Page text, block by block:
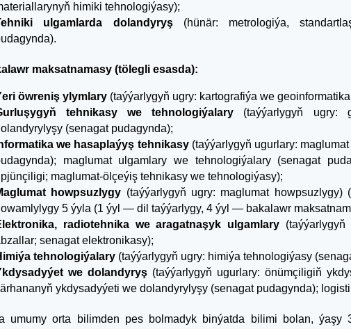
himiki tehnologiýasy);
ulgamlarda dolandyryş(hünär: metrologiýa,
maksatnamasy (tölegli esasda):
öwreniş ylymlary (taýýarlygyň ugry: kartografiýa we
tehnikasy we tehnologiýalary (taýýarlygyň ugry:
(senagat pudagynda);
we hasaplaýyş tehnikasy(taýýarlygyň ugurlary:
maglumat ulgamlary we tehnologiýalary (senagat
maglumat-ölçeýiş tehnikasy we tehnologiýasy);
howpsuzlygy (taýýarlygyň ugry: maglumat
5 ýyla (1 ýyl — dil taýýarlygy, 4 ýyl — bakalawr
radiotehnika we aragatnaşyk ulgamlary
senagat elektronikasy);
tehnologiýalary (taýýarlygyň ugry: himiýa tehnologiýasy
we dolandyryş (taýýarlygyň ugurlary: önümçiligiň
ykdysadyýeti we dolandyrylyşy (senagat pudagynda);
umumy orta bilimden pes bolmadyk binýatda bilimi bolan, ýaşy